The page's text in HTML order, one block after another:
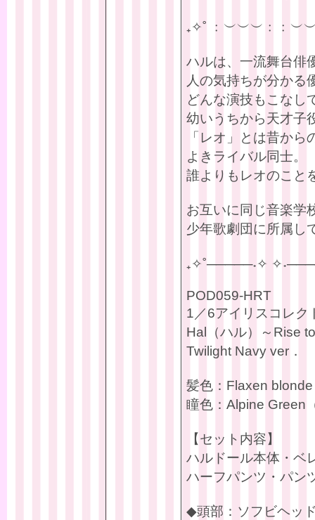
₊✧˚
ハルは、一流舞台俳
人の気持ちが分かる
どんな演技もこなし
幼いうちから天才子
「レオ」とは昔か
よきライバル同士。
誰よりもレオのこと
お互いに同じ音楽学
少年歌劇団に所属し
₊✧˚─────˖✧
POD059-HRT
1／6アイリスコレク
Hal（ハル）～Rise
Twilight Navy ver．
髪色：Flaxen
瞳色：Alpine Green
【セット内容】
ハルドール本体・ベ
ハーフパンツ・パン
◆頭部：ソフビヘッ